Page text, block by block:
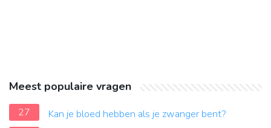
Meest populaire vragen
27
Kan je bloed hebben als je zwanger bent?